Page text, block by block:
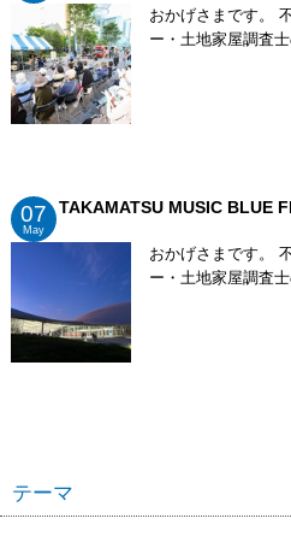
おかげさまです。
ー・土地家屋調査
07
May
TAKAMATSU MUSIC BLUE
おかげさまです。
ー・土地家屋調査
テーマ